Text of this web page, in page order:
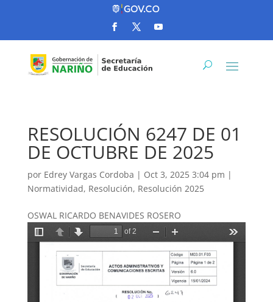
RESOLUCIÓN 6247 DE 01
DE OCTUBRE DE 2025
por Edrey Vargas Cordoba | Oct 3, 2025 3:04 pm |
Normatividad, Resolución, Resolución 2025
OSWAL RICARDO BENAVIDES ROSERO